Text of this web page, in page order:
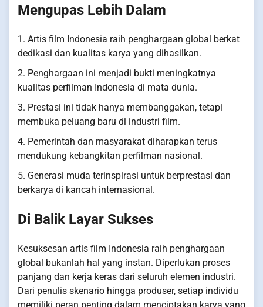
Mengupas Lebih Dalam
1. Artis film Indonesia raih penghargaan global berkat
dedikasi dan kualitas karya yang dihasilkan.
2. Penghargaan ini menjadi bukti meningkatnya
kualitas perfilman Indonesia di mata dunia.
3. Prestasi ini tidak hanya membanggakan, tetapi
membuka peluang baru di industri film.
4. Pemerintah dan masyarakat diharapkan terus
mendukung kebangkitan perfilman nasional.
5. Generasi muda terinspirasi untuk berprestasi dan
berkarya di kancah internasional.
Di Balik Layar Sukses
Kesuksesan artis film Indonesia raih penghargaan
global bukanlah hal yang instan. Diperlukan proses
panjang dan kerja keras dari seluruh elemen industri.
Dari penulis skenario hingga produser, setiap individu